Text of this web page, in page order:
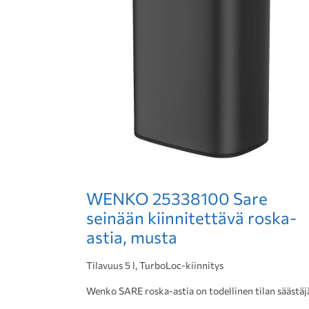
WENKO 25338100 Sare
seinään kiinnitettävä roska-
astia, musta
Tilavuus 5 l, TurboLoc-kiinnitys
Wenko SARE roska-astia on todellinen tilan